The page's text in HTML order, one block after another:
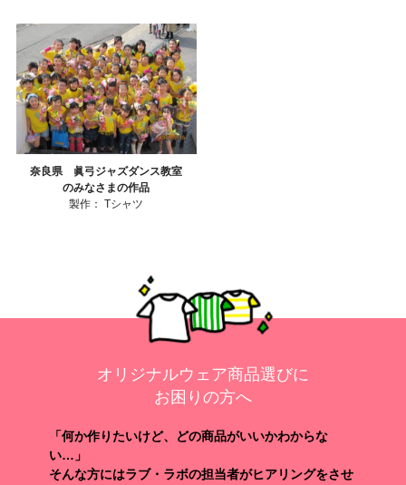
奈良県 眞弓ジャズダンス教室
のみなさまの作品
製作： Tシャツ
オリジナルウェア商品選びに
お困りの方へ
「何か作りたいけど、どの商品がいいかわからな
い…」
そんな方にはラブ・ラボの担当者がヒアリングをさせ